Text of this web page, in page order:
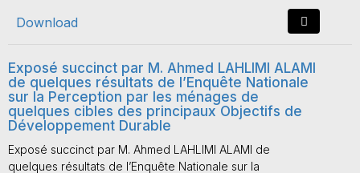
Download
Exposé succinct par M. Ahmed LAHLIMI ALAMI
de quelques résultats de l’Enquête Nationale
sur la Perception par les ménages de
quelques cibles des principaux Objectifs de
Développement Durable
Exposé succinct par M. Ahmed LAHLIMI ALAMI de
quelques résultats de l’Enquête Nationale sur la